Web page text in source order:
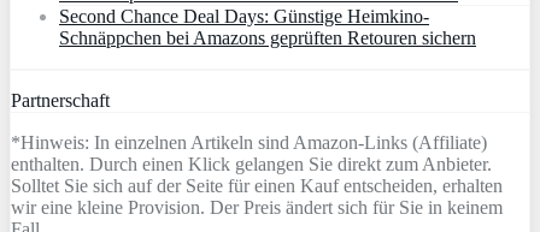
Second Chance Deal Days: Günstige Heimkino-
Schnäppchen bei Amazons geprüften Retouren sichern
Partnerschaft
*Hinweis: In einzelnen Artikeln sind Amazon-Links (Affiliate)
enthalten. Durch einen Klick gelangen Sie direkt zum Anbieter.
Solltet Sie sich auf der Seite für einen Kauf entscheiden, erhalten
wir eine kleine Provision. Der Preis ändert sich für Sie in keinem